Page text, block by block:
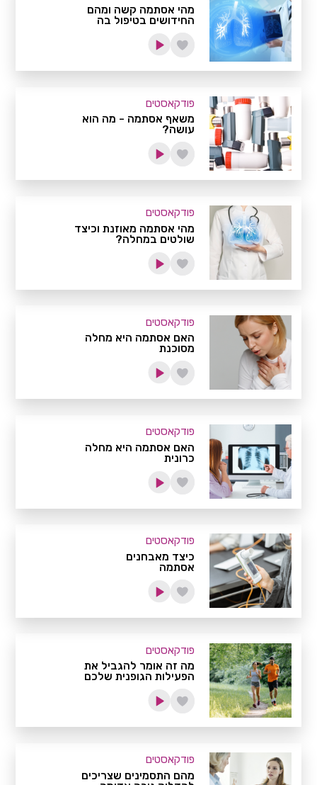
מהי אסתמה קשה ומהם
החידושים בטיפול בה
פודקאסטים
משאף אסתמה - מה הוא
עושה?
פודקאסטים
מהי אסתמה מאוזנת וכיצד
שולטים במחלה?
פודקאסטים
האם אסתמה היא מחלה
מסוכנת
פודקאסטים
האם אסתמה היא מחלה
כרונית
פודקאסטים
כיצד מאבחנים
אסתמה
פודקאסטים
מה זה אומר להגביל את
הפעילות הגופנית שלכם
פודקאסטים
מהם התסמינים שצריכים